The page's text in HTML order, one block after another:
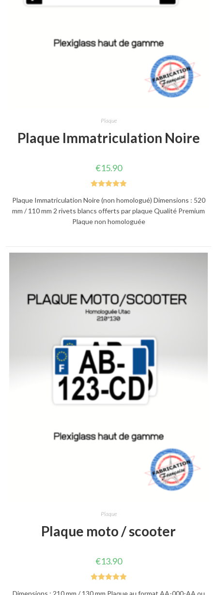
Plaque
Plaque Immatriculation Noire
€15.90
sur 5
Plaque Immatriculation Noire (non homologué) Dimensions : 520
mm / 110 mm 2 rivets blancs offerts par plaque Qualité Premium
Plaque non homologuée
Plaque
Plaque moto / scooter
€13.90
Dimensions : 210 mm / 130 mm Plaque au format AA-000-AA ou